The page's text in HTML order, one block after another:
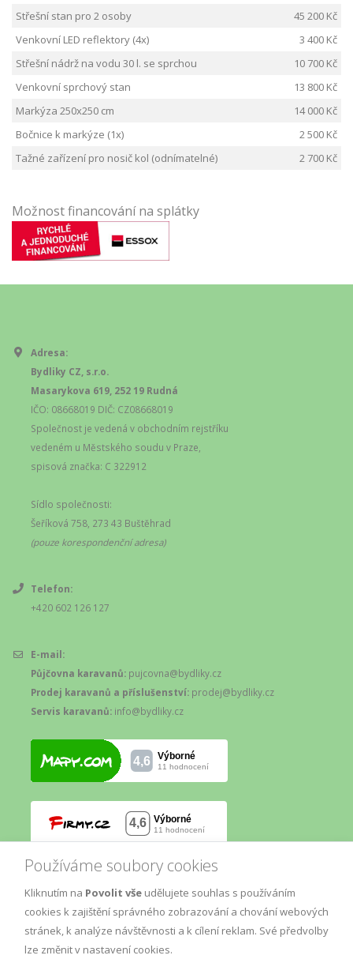
Používáme soubory cookies
Kliknutím na Povolit vše udělujete souhlas s používáním
cookies k zajištění správného zobrazování a chování webových
stránek, k analýze návštěvnosti a k cílení reklam. Své předvolby
lze změnit v nastavení cookies.
Střešní stan pro 2 osoby
45 200 Kč
Venkovní LED reflektory (4x)
3 400 Kč
Střešní nádrž na vodu 30 l. se sprchou
10 700 Kč
Venkovní sprchový stan
13 800 Kč
Markýza 250x250 cm
14 000 Kč
Bočnice k markýze (1x)
2 500 Kč
Tažné zařízení pro nosič kol (odnímatelné)
2 700 Kč
Možnost financování na splátky
Adresa:
Bydliky CZ, s.r.o.
Masarykova 619, 252 19 Rudná
IČO: 08668019 DIČ: CZ08668019
Společnost je vedená v obchodním rejstříku
vedeném u Městského soudu v Praze,
spisová značka: C 322912
Sídlo společnosti:
Šeříková 758, 273 43 Buštěhrad
(pouze korespondenční adresa)
Telefon:
+420 602 126 127
E-mail:
Půjčovna karavanů: pujcovna@bydliky.cz
Prodej karavanů a příslušenství: prodej@bydliky.cz
Servis karavanů: info@bydliky.cz